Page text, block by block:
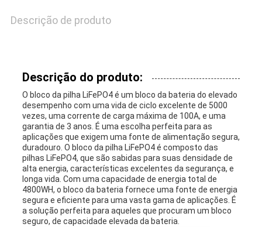
PRIVACIDADE
Descrição de produto
Descrição do produto:
O bloco da pilha LiFePO4 é um bloco da bateria do elevado
desempenho com uma vida de ciclo excelente de 5000
vezes, uma corrente de carga máxima de 100A, e uma
garantia de 3 anos. É uma escolha perfeita para as
aplicações que exigem uma fonte de alimentação segura,
duradouro. O bloco da pilha LiFePO4 é composto das
pilhas LiFePO4, que são sabidas para suas densidade de
alta energia, características excelentes da segurança, e
longa vida. Com uma capacidade de energia total de
4800WH, o bloco da bateria fornece uma fonte de energia
segura e eficiente para uma vasta gama de aplicações. É
a solução perfeita para aqueles que procuram um bloco
seguro, de capacidade elevada da bateria.